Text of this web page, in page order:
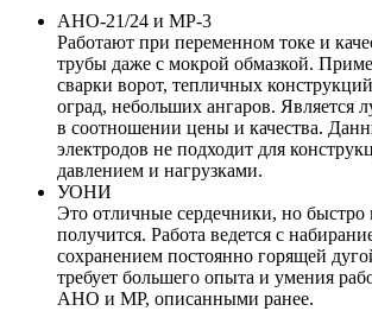
АНО-21/24 и МР-3
Работают при переменном токе и
трубы даже с мокрой обмазкой.
сварки ворот, тепличных
оград, небольших ангаров. Является
в соотношении цены и качества.
электродов не подходит для
давлением и нагрузками.
УОНИ
Это отличные сердечники, но быстро
получится. Работа ведется с
сохранением постоянно горящей
требует большего опыта и умения
АНО и МР, описанными ранее.